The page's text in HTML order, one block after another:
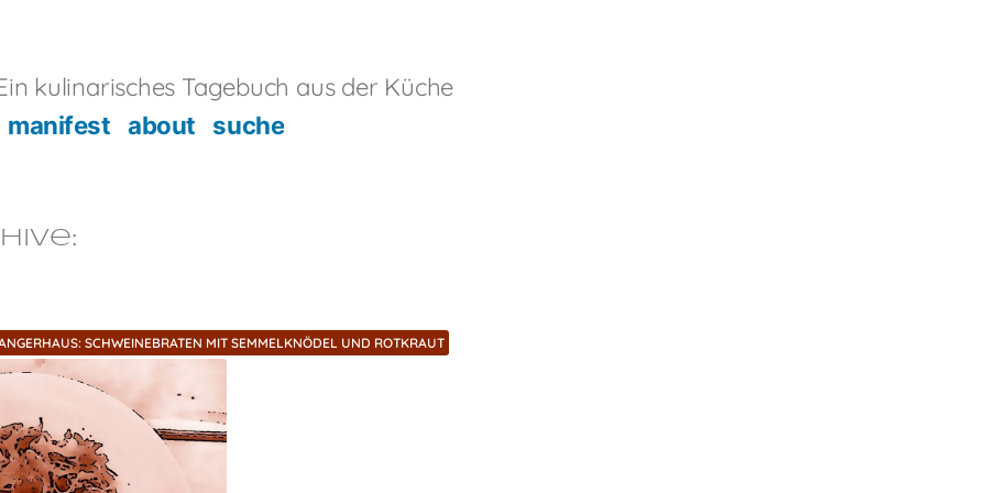
kulinarisches Tagebuch aus der Küche
manifest about suche
SCHWEINEBRATEN MIT SEMMELKNÖDEL UND ROTKRAUT